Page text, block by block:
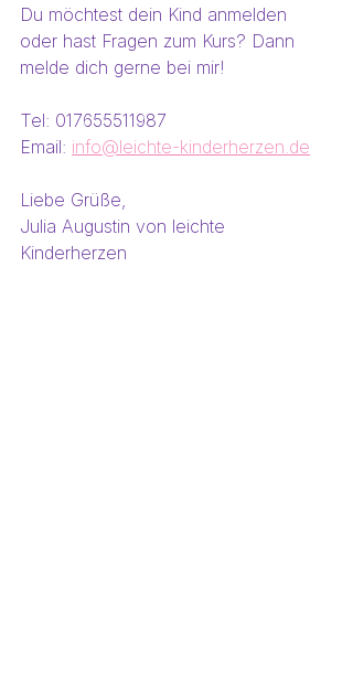
Du möchtest dein Kind anmelden
oder hast Fragen zum Kurs? Dann
melde dich gerne bei mir!
Tel: 017655511987
Email: info@leichte-kinderherzen.de
Liebe Grüße,
Julia Augustin von leichte
Kinderherzen